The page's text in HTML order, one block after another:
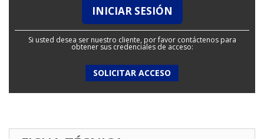
INICIAR SESIÓN
Si usted desea ser nuestro cliente, por favor contáctenos para
obtener sus credenciales de acceso:
SOLICITAR ACCESO